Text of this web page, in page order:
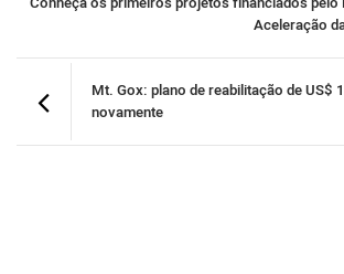
Aceleração
Mt. Gox: plano de reabilitação de US$
novamente